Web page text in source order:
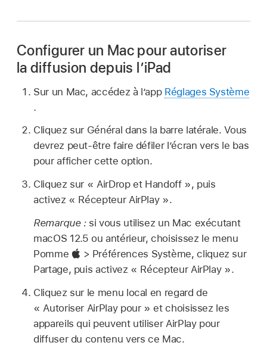
Configurer un Mac pour autoriser
la diffusion depuis l’iPad
Sur un Mac, accédez à l’app Réglages Système
.
Cliquez sur Général dans la barre latérale. Vous
devrez peut-être faire défiler l’écran vers le bas
pour afficher cette option.
Cliquez sur « AirDrop et Handoff », puis
activez « Récepteur AirPlay ».
Remarque : si vous utilisez un Mac exécutant
macOS 12.5 ou antérieur, choisissez le menu
Pomme
> Préférences Système, cliquez sur
Partage, puis activez « Récepteur AirPlay ».
Cliquez sur le menu local en regard de
« Autoriser AirPlay pour » et choisissez les
appareils qui peuvent utiliser AirPlay pour
diffuser du contenu vers ce Mac.